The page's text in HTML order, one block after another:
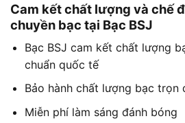
Cam kết chất lượng và chế
chuyền bạc tại Bạc BSJ
Bạc BSJ cam kết chất lượng
chuẩn quốc tế
Bảo hành chất lượng bạc trọn
Miễn phí làm sáng đánh bóng